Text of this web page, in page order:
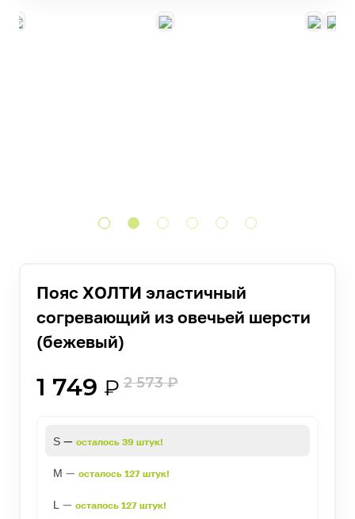
Пояс ХОЛТИ эластичный
согревающий из овечьей шерсти
(бежевый)
1 749 ₽ 2 573₽
S— осталось 39 штук!
M — осталось 127 штук!
L — осталось 127 штук!